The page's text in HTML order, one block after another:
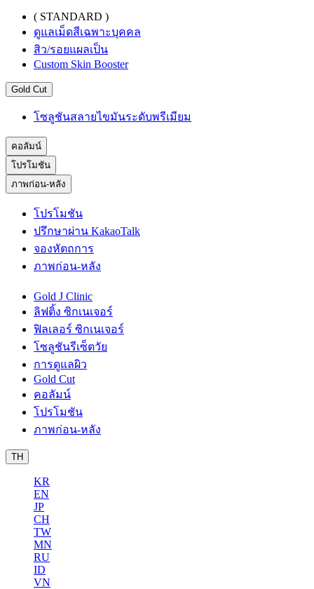
( STANDARD )
ดูแลเม็ดสีเฉพาะบุคคล
สิว/รอยแผลเป็น
Custom Skin Booster
Gold Cut
โซลูชันสลายไขมันระดับพรีเมียม
คอลัมน์
โปรโมชัน
ภาพก่อน-หลัง
โปรโมชัน
ปรึกษาผ่าน KakaoTalk
จองหัตถการ
ภาพก่อน-หลัง
Gold J Clinic
ลิฟติ้ง ซิกเนเจอร์
ฟิลเลอร์ ซิกเนเจอร์
โซลูชันรีเซ็ตวัย
การดูแลผิว
Gold Cut
คอลัมน์
โปรโมชัน
ภาพก่อน-หลัง
TH
KR
EN
JP
CH
TW
MN
RU
ID
VN